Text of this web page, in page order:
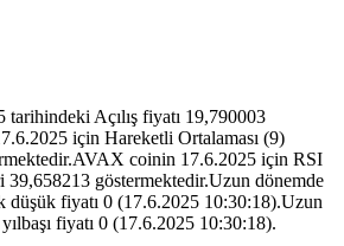
Açılış fiyatı 19,790003
için Hareketli Ortalaması (9)
coinin 17.6.2025 için RSI
göstermektedir.Uzun dönemde
fiyatı 0 (17.6.2025 10:30:18).Uzun
fiyatı 0 (17.6.2025 10:30:18).